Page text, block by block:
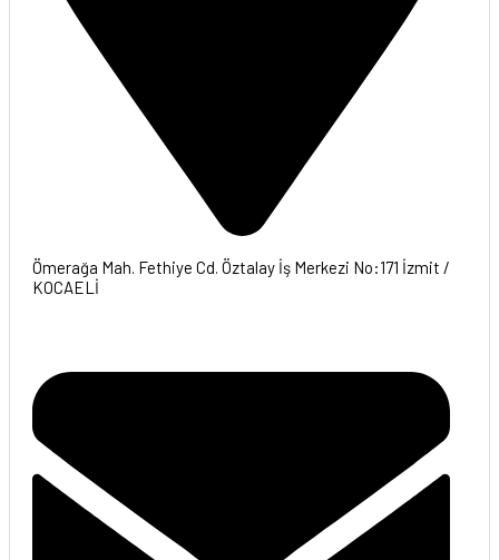
Ömerağa Mah. Fethiye Cd. Öztalay İş Merkezi No:171 İzmit /
KOCAELİ